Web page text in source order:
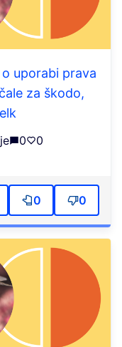
uporabi prava
za škodo,
0 0
0 0